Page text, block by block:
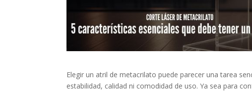
Elegir un atril de metacrilato puede parecer una tarea
estabilidad, calidad ni comodidad de uso. Ya sea para